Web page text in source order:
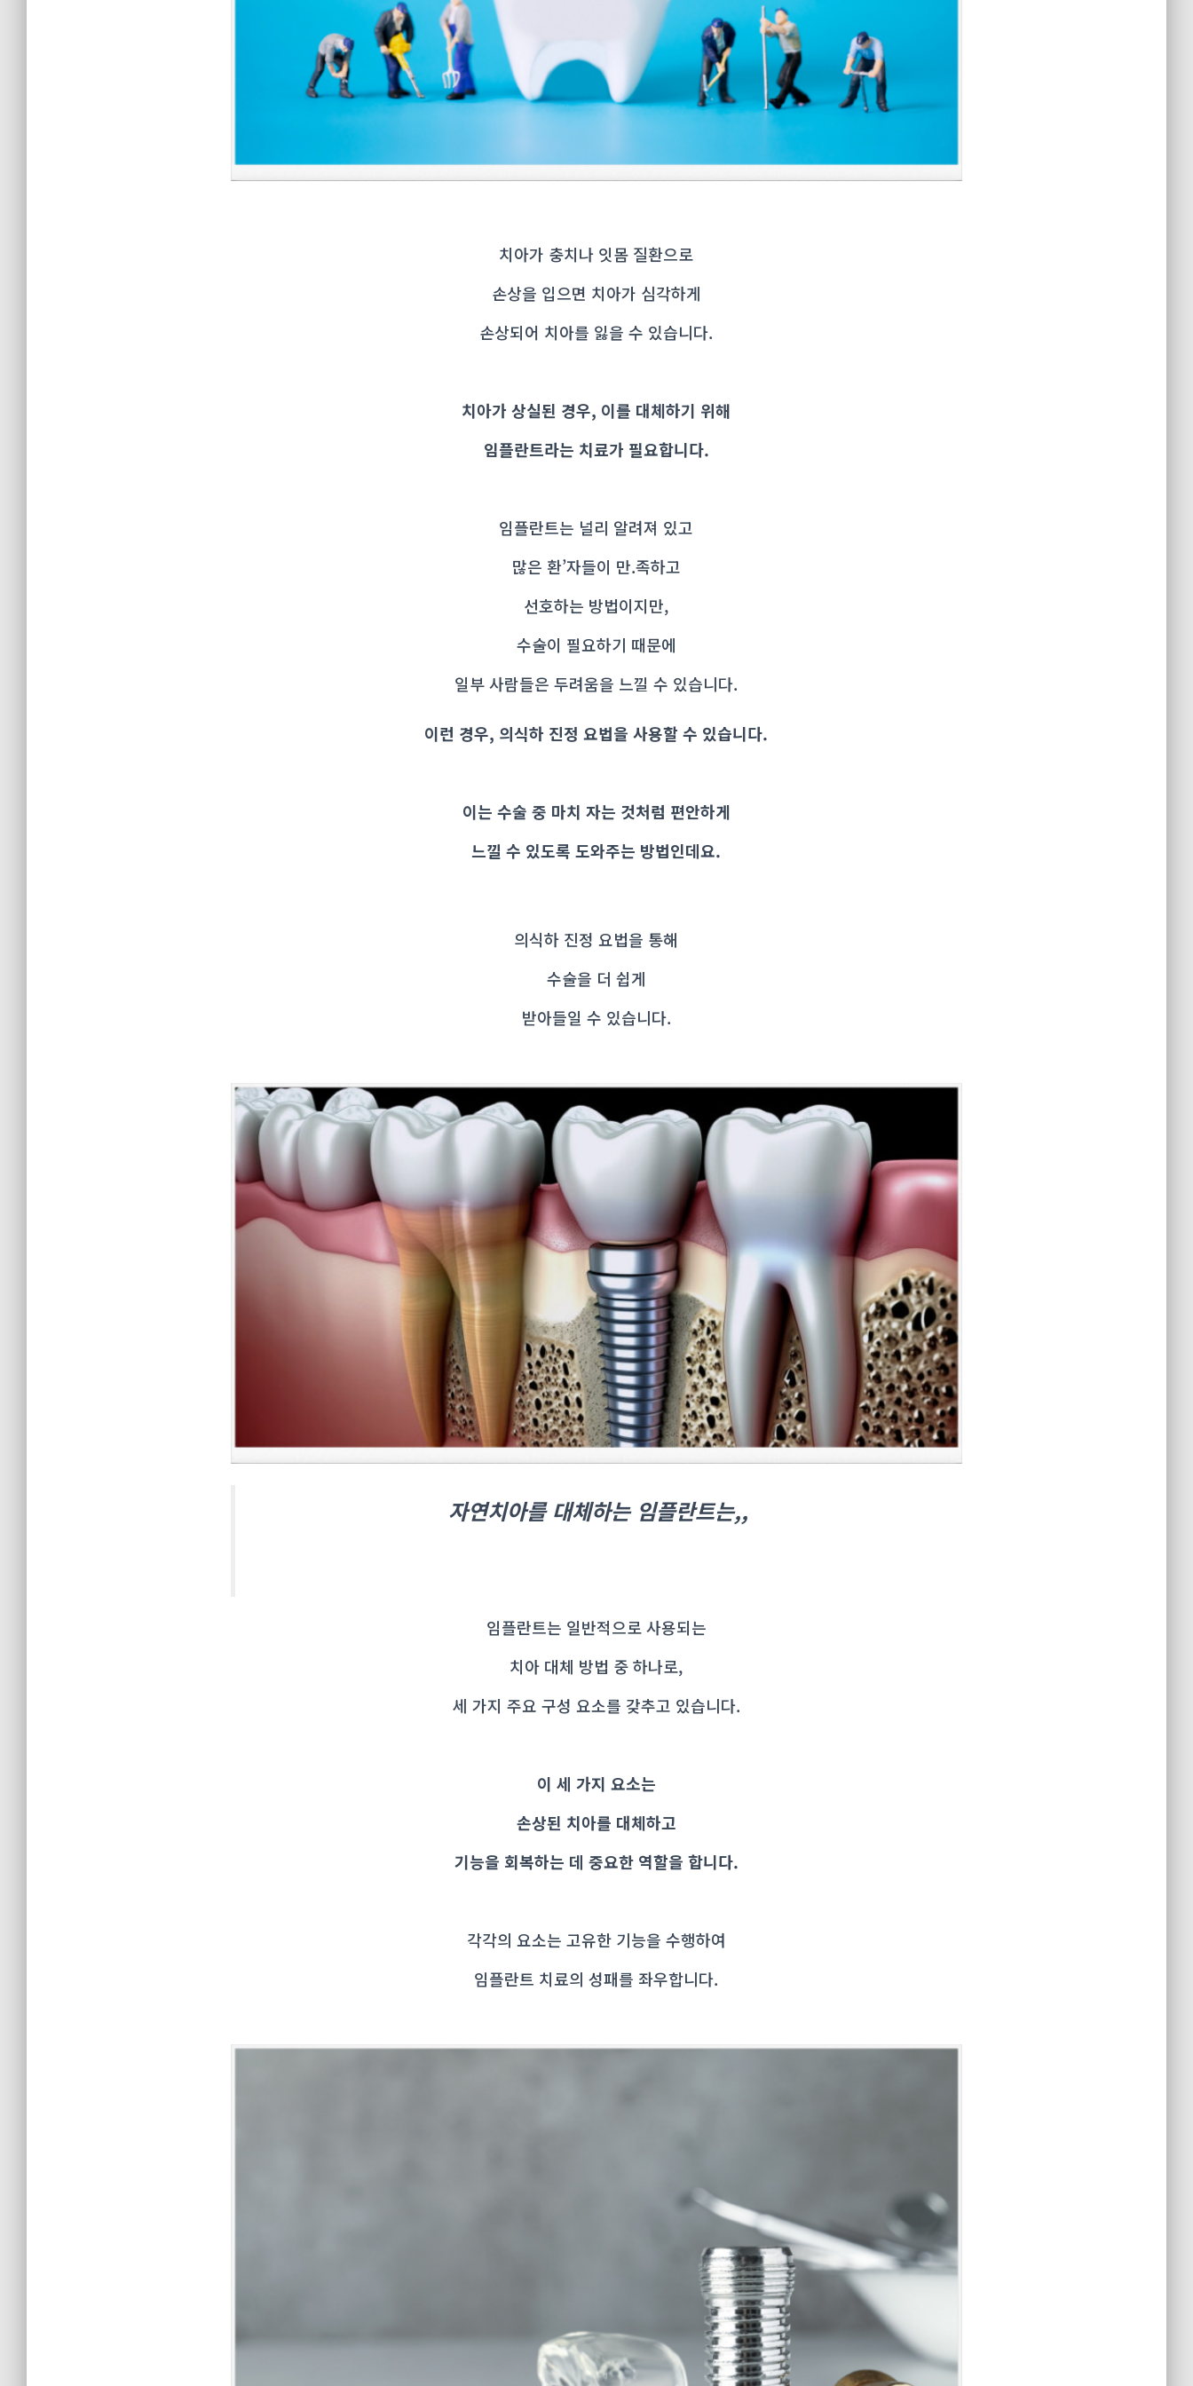
치아가 충치나 잇몸 질환으로
손상을 입으면 치아가 심각하게
손상되어 치아를 잃을 수 있습니다.
치아가 상실된 경우, 이를 대체하기 위해
임플란트라는 치료가 필요합니다.
임플란트는 널리 알려져 있고
많은 환’자들이 만.족하고
선호하는 방법이지만,
수술이 필요하기 때문에
일부 사람들은 두려움을 느낄 수 있습니다.
이런 경우, 의식하 진정 요법을 사용할 수 있습니다.
이는 수술 중 마치 자는 것처럼 편안하게
느낄 수 있도록 도와주는 방법인데요.
의식하 진정 요법을 통해
수술을 더 쉽게
받아들일 수 있습니다.
자연치아를 대체하는 임플란트는,,
임플란트는 일반적으로 사용되는
치아 대체 방법 중 하나로,
세 가지 주요 구성 요소를 갖추고 있습니다.
이 세 가지 요소는
손상된 치아를 대체하고
기능을 회복하는 데 중요한 역할을 합니다.
각각의 요소는 고유한 기능을 수행하여
임플란트 치료의 성패를 좌우합니다.